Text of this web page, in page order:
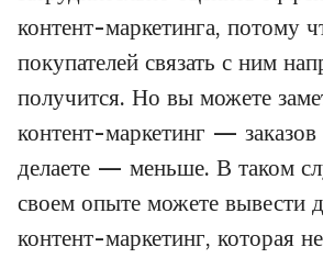
контент-маркетинга, потому
покупателей связать с ним
получится. Но вы можете
контент-маркетинг —
делаете — меньше. В таком
своем опыте можете вывести
контент-маркетинг, которая